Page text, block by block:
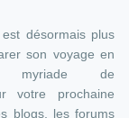
désormais plus
son voyage en
myriade de
votre prochaine
blogs, les forums